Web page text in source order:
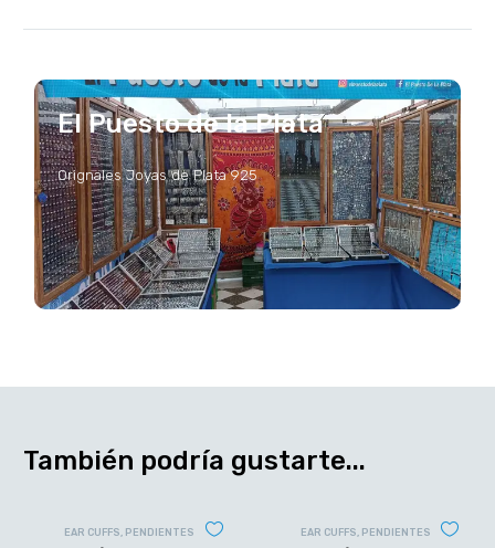
El Puesto de la Plata
Orignales Joyas de Plata 925
También podría gustarte...
EAR CUFFS, PENDIENTES EAR CUFFS, PENDIENTES